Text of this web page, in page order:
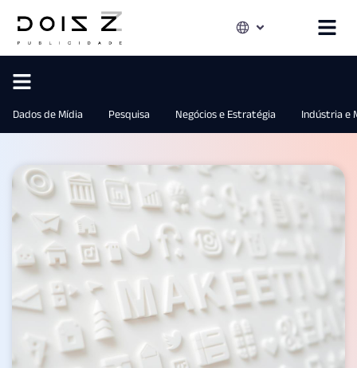
Dados de Mídia Pesquisa Negócios e Estratégia Indústria e